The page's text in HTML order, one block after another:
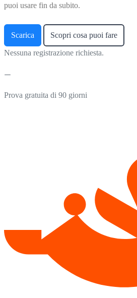
puoi usare fin da subito.
Scarica Scopri cosa puoi fare
Nessuna registrazione richiesta.
Prova gratuita di 90 giorni